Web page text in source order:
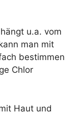
u.a. vom
man mit
bestimmen
Chlor
Haut und